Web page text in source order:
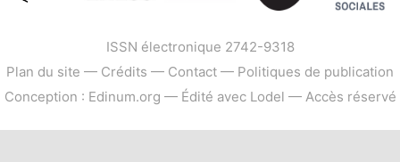
ISSN électronique 2742-9318
Plan du site — Crédits — Contact — Politiques de publication
Conception : Edinum.org — Édité avec Lodel — Accès réservé